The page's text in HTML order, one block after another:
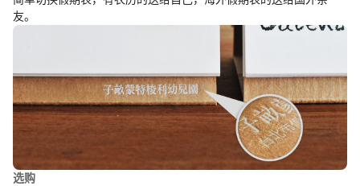
友。
选购